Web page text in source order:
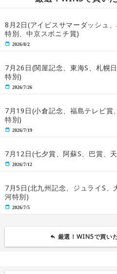
8月2日(アイビスサマーダッシュ
特別、中京スポニチ賞)
2026/8/2
7月26日(関屋記念、東海S、札幌
特別)
2026/7/26
7月19日(小倉記念、福島テレビ賞
特別)
2026/7/19
7月12日(七夕賞、阿蘇S、巴賞、
2026/7/12
7月5日(北九州記念、ジュライS、
河特別)
2026/7/5
厳選！WIN5で買い